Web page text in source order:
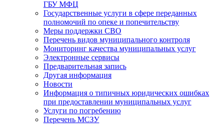
ГБУ МФЦ
Государственные услуги в сфере переданных
полномочий по опеке и попечительству
Меры поддержки СВО
Перечень видов муниципального контроля
Мониторинг качества муниципальных услуг
Электронные сервисы
Предварительная запись
Другая информация
Новости
Информация о типичных юридических ошибках
при предоставлении муниципальных услуг
Услуги по погребению
Перечень МСЗУ